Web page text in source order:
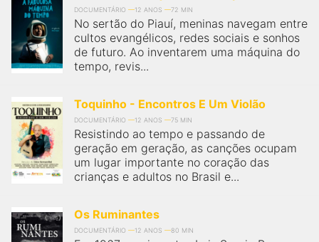
DOCUMENTÁRIO 12 ANOS 72 MIN
No sertão do Piauí, meninas navegam entre
cultos evangélicos, redes sociais e sonhos
de futuro. Ao inventarem uma máquina do
tempo, revis...
Toquinho - Encontros E Um Violão
DOCUMENTÁRIO 12 ANOS 75 MIN
Resistindo ao tempo e passando de
geração em geração, as canções ocupam
um lugar importante no coração das
crianças e adultos no Brasil e...
Os Ruminantes
DOCUMENTÁRIO 12 ANOS 80 MIN